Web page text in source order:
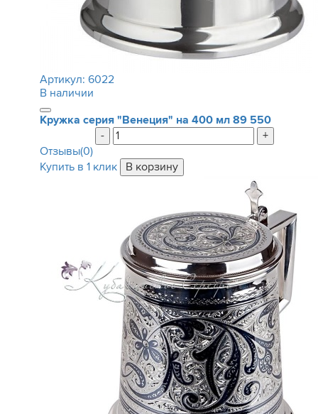
Артикул: 6022
В наличии
Кружка серия "Венеция" на 400 мл 89 550
-
+
Отзывы(0)
Купить в 1 клик